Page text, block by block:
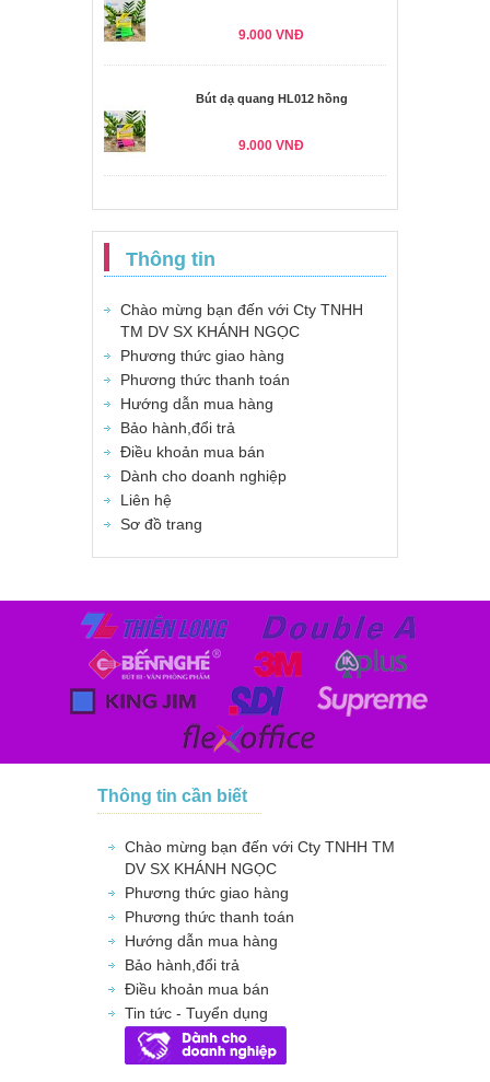
9.000 VNĐ
Bút dạ quang HL012 hồng
9.000 VNĐ
Thông tin
Chào mừng bạn đến với Cty TNHH
TM DV SX KHÁNH NGỌC
Phương thức giao hàng
Phương thức thanh toán
Hướng dẫn mua hàng
Bảo hành,đổi trả
Điều khoản mua bán
Dành cho doanh nghiệp
Liên hệ
Sơ đồ trang
Thông tin cần biết
Chào mừng bạn đến với Cty TNHH TM
DV SX KHÁNH NGỌC
Phương thức giao hàng
Phương thức thanh toán
Hướng dẫn mua hàng
Bảo hành,đổi trả
Điều khoản mua bán
Tin tức - Tuyển dụng